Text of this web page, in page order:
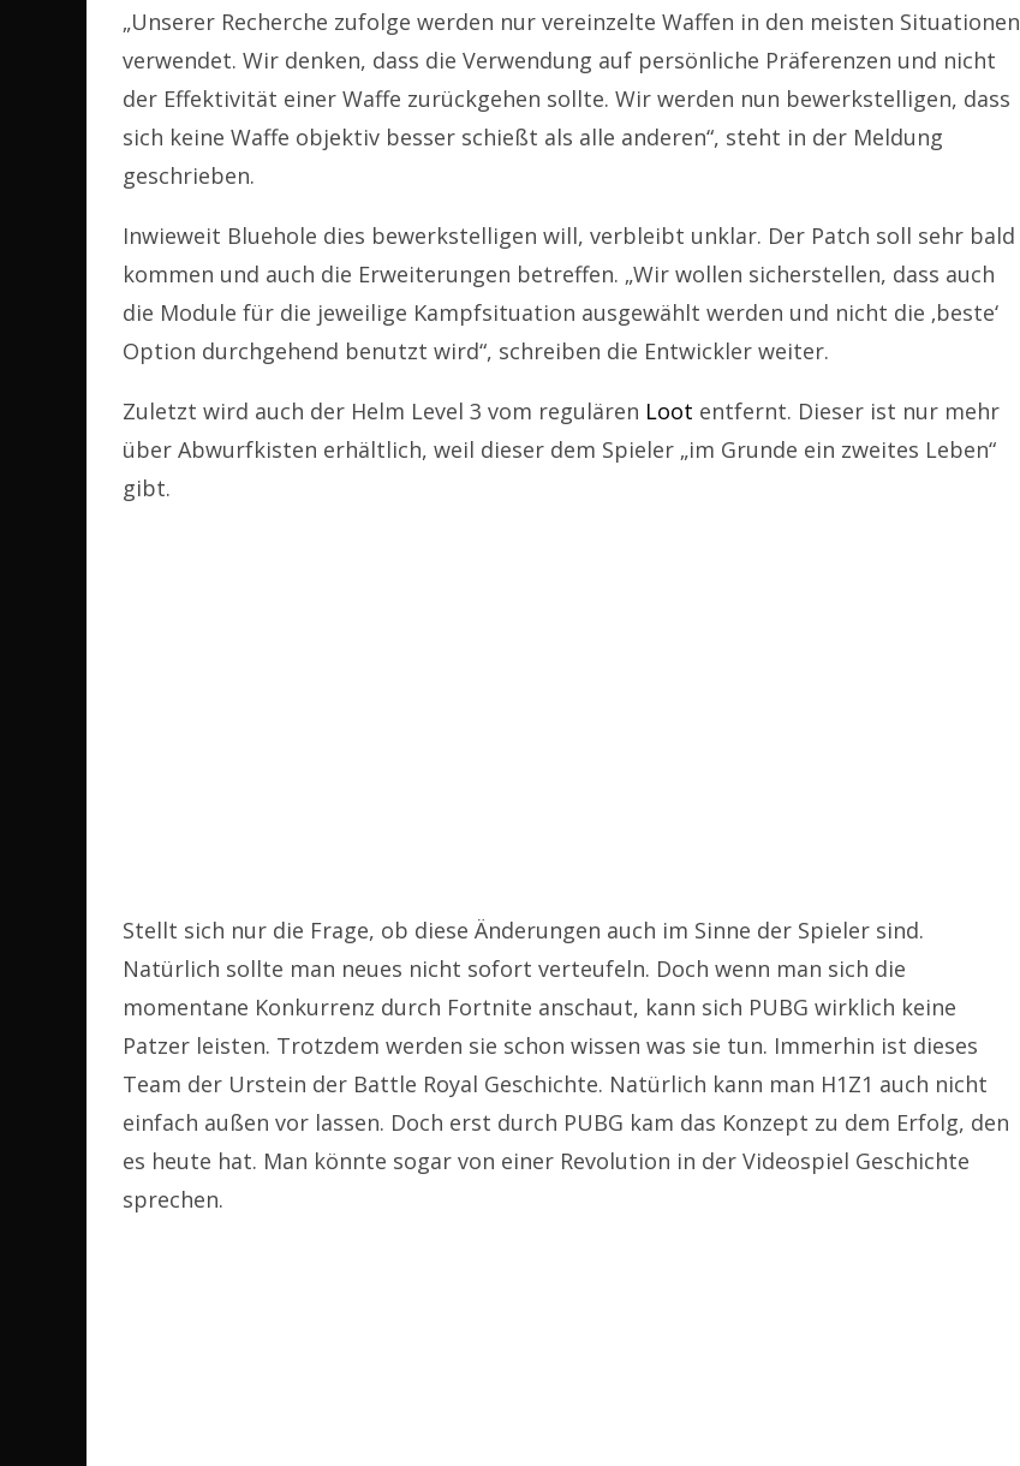
„Unserer Recherche zufolge werden nur vereinzelte Waffen in den meisten Situationen
verwendet. Wir denken, dass die Verwendung auf persönliche Präferenzen und nicht
der Effektivität einer Waffe zurückgehen sollte. Wir werden nun bewerkstelligen, dass
sich keine Waffe objektiv besser schießt als alle anderen“, steht in der Meldung
geschrieben.
Inwieweit Bluehole dies bewerkstelligen will, verbleibt unklar. Der Patch soll sehr bald
kommen und auch die Erweiterungen betreffen. „Wir wollen sicherstellen, dass auch
die Module für die jeweilige Kampfsituation ausgewählt werden und nicht die ‚beste‘
Option durchgehend benutzt wird“, schreiben die Entwickler weiter.
Zuletzt wird auch der Helm Level 3 vom regulären Loot entfernt. Dieser ist nur mehr
über Abwurfkisten erhältlich, weil dieser dem Spieler „im Grunde ein zweites Leben“
gibt.
Stellt sich nur die Frage, ob diese Änderungen auch im Sinne der Spieler sind.
Natürlich sollte man neues nicht sofort verteufeln. Doch wenn man sich die
momentane Konkurrenz durch Fortnite anschaut, kann sich PUBG wirklich keine
Patzer leisten. Trotzdem werden sie schon wissen was sie tun. Immerhin ist dieses
Team der Urstein der Battle Royal Geschichte. Natürlich kann man H1Z1 auch nicht
einfach außen vor lassen. Doch erst durch PUBG kam das Konzept zu dem Erfolg, den
es heute hat. Man könnte sogar von einer Revolution in der Videospiel Geschichte
sprechen.